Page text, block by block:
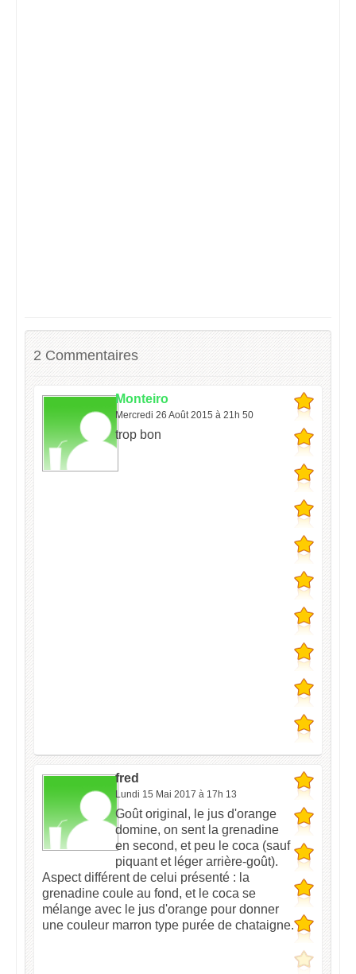
2 Commentaires
Monteiro
Mercredi 26 Août 2015 à 21h 50
trop bon
fred
Lundi 15 Mai 2017 à 17h 13
Goût original, le jus d'orange
domine, on sent la grenadine
en second, et peu le coca (sauf
piquant et léger arrière-goût).
Aspect différent de celui présenté : la
grenadine coule au fond, et le coca se
mélange avec le jus d'orange pour donner
une couleur marron type purée de chataigne.